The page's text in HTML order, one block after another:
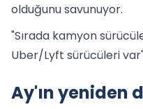
olduğunu savunuyor.
"Sırada kamyon
Uber/Lyft sürücüleri
Ay'ın yeniden